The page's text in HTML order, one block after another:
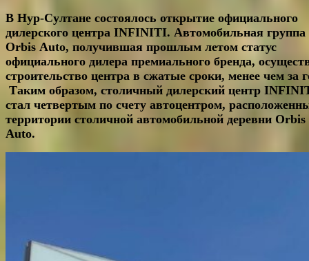
В Нур-Султане состоялось открытие официального
дилерского центра INFINITI. Автомобильная группа
Orbis Auto, получившая прошлым летом статус
официального дилера премиального бренда,
строительство центра в сжатые сроки, менее чем за
Таким образом, столичный дилерский центр
стал четвертым по счету автоцентром,
территории столичной автомобильной деревни Orbis
Auto.